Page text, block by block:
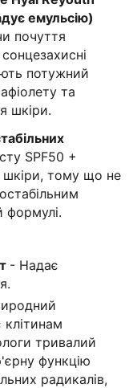
емульсію)
почуття
потужний
та
шкіри.
SPF50 +
шкіри, тому що не
формулі.
- Надає
тривалий
функцію
радикалів,